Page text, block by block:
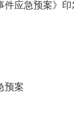
急预案》印
案